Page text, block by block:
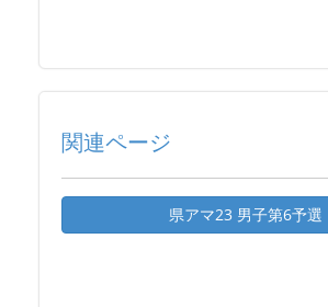
関連ページ
県アマ23 男子第6予選